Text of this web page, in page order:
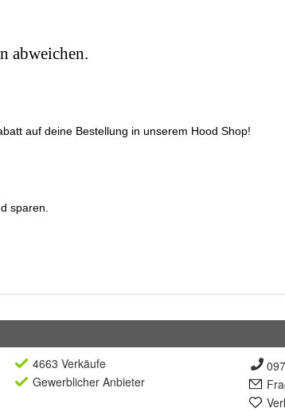
4663 Verkäufe
Gewerblicher Anbieter